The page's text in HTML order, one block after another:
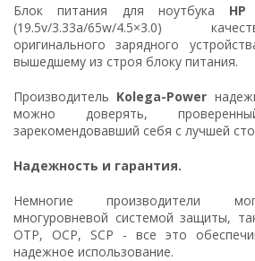
Блок питания для ноутбука HP
(19.5v/3.33a/65w/4.5×3.0)
оригинального зарядного
вышедшему из строя блоку питания.
Производитель Kolega-Power
можно доверять,
зарекомендовавший себя с лучшей
Надежность и гарантия.
Немногие производители
многуровневой системой защиты,
OTP, OCP, SCP - все это
надежное использование.